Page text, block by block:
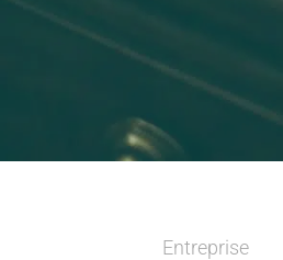
Entreprise